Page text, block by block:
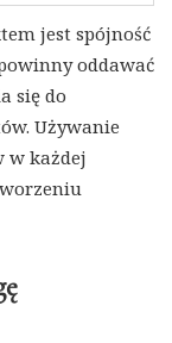
jest spójność
oddawać
się do
Używanie
w każdej